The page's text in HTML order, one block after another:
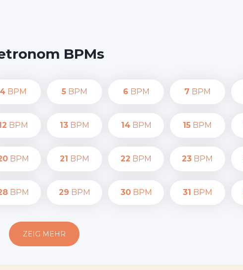
BPMs
4 BPM 5 BPM 6 BPM 7 BPM
BPM 13 BPM 14BPM 15 BPM
BPM 21 BPM 22 BPM 23 BPM
BPM 29 BPM 30BPM 31 BPM
ZEIG MEHR